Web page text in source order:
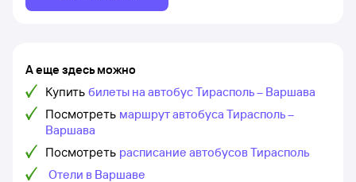
А еще здесь можно
Купить билеты на автобус Тирасполь – Варшава
Посмотреть маршрут автобуса Тирасполь –
Варшава
Посмотреть расписание автобусов Тирасполь
Отели в Варшаве